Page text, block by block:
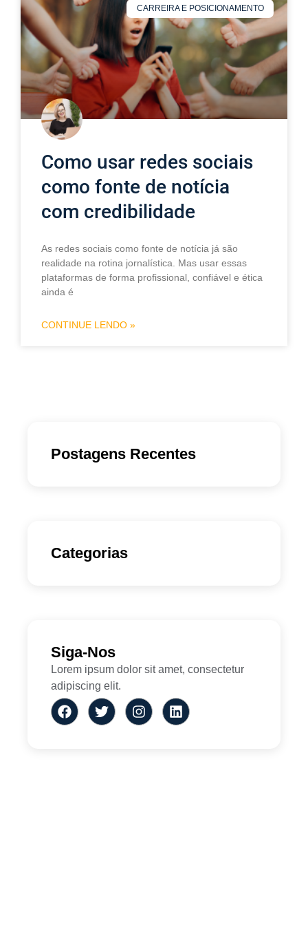
CARREIRA E POSICIONAMENTO
Como usar redes sociais
como fonte de notícia
com credibilidade
As redes sociais como fonte de notícia já são
realidade na rotina jornalística. Mas usar essas
plataformas de forma profissional, confiável e ética
ainda é
CONTINUE LENDO »
Postagens Recentes
Categorias
Siga-Nos
Lorem ipsum dolor sit amet, consectetur
adipiscing elit.